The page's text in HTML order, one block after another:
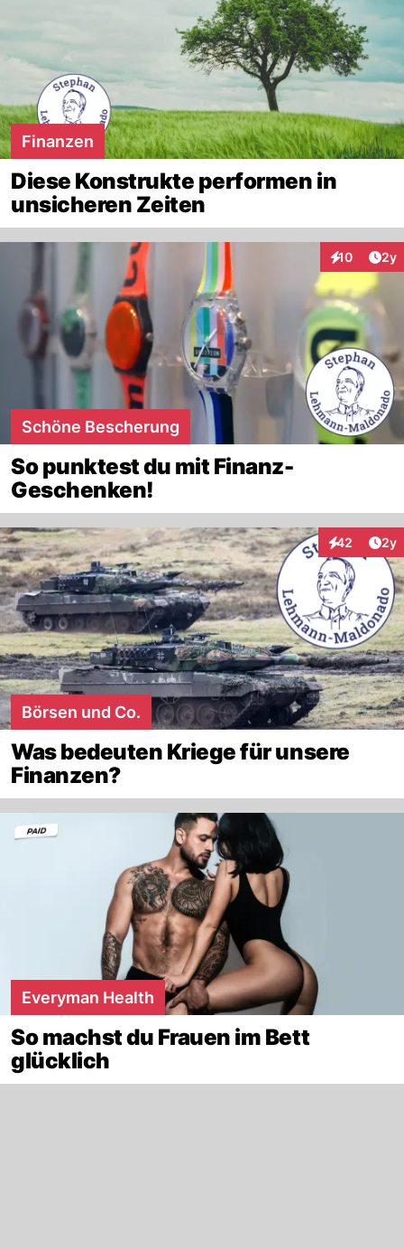
Finanzen
Diese Konstrukte performen in
unsicheren Zeiten
10 2y
Schöne Bescherung
So punktest du mit Finanz-
Geschenken!
42
Interaktionen
2y
Börsen und Co.
Was bedeuten Kriege für unsere
Finanzen?
Everyman Health
So machst du Frauen im Bett
glücklich